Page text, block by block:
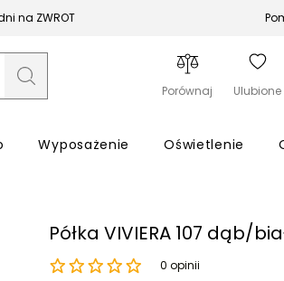
na ZWROT
Porównaj Ulubione
Wyposażenie Oświetlenie
Półka VIVIERA 107 dąb/
0 opinii